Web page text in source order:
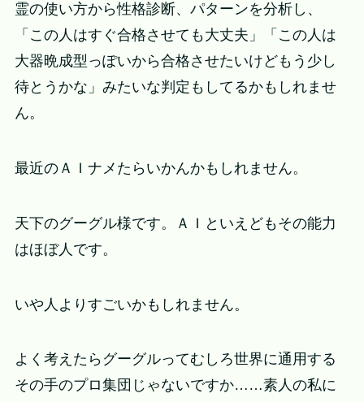
霊の使い方から性格診断、パターンを分析し、
「この人はすぐ合格させても大丈夫」「この人は
大器晩成型っぽいから合格させたいけどもう少し
待とうかな」みたいな判定もしてるかもしれませ
ん。
最近のＡＩナメたらいかんかもしれません。
天下のグーグル様です。ＡＩといえどもその能力
はほぼ人です。
いや人よりすごいかもしれません。
よく考えたらグーグルってむしろ世界に通用する
その手のプロ集団じゃないですか……素人の私に